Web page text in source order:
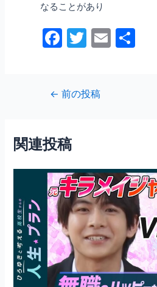
なることがあり
F
e
o
o
k
T
er
E
ビ
ゲ
ン
← 前の投稿
関連投稿